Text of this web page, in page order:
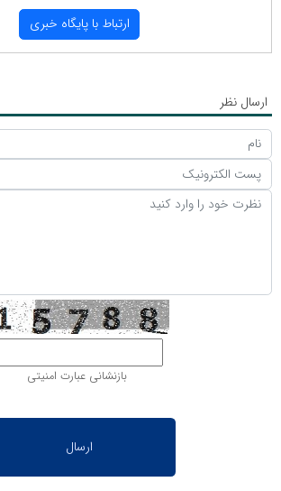
ارتباط با پایگاه خبری
ارسال نظر
بازنشانی عبارت امنیتی